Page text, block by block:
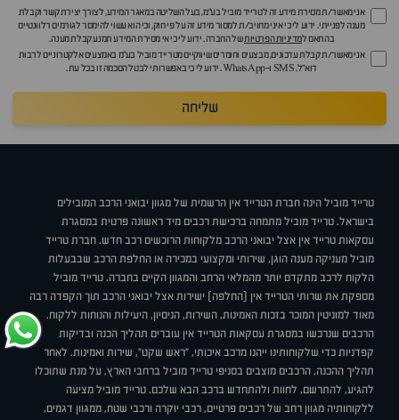
אני מאשר/ת מסירת מידע זה לטרייד מוביל בע"מ, בעל השליטה במאגר המידע, לצורך יצירת קשר וקבלת
מענה לפנייתי. ידוע לי כי איני מחויב/ת למסור מידע זה על פי חוק, וכי הוא עשוי להימסר לגורמים רלוונטיים
בהתאם למדיניות הפרטיותשל החברה. ידוע לי כי אי מסירת המידע תמנע קבלת מענה.
אני מאשר/ת קבלת עדכונים, מבצעים וחומרים שיווקיים מטרייד מוביל בע"מ באמצעים אלקטרוניים לרבות
דוא״ל, SMS ו-WhatsApp. ידוע לי כי באפשרותי לבטל הסכמה זו בכל עת.
שליחה
טרייד מוביל הינה חברת הטרייד אין הרשמית של מגוון יבואני הרכב המובילים
בישראל. טרייד מוביל מתמחה ברכישת רכבים מיד ראשונה פרטית במסגרת
עסקאות טרייד אין אצל יבואני הרכב מלקוחות הרוכשים רכב חדש. חברת טרייד
מוביל מעניקה מענה הוגן, שירותי ומקצועי במכירה או החלפת הרכב שבבעלות
הלקוח לרכב מתקדם יותר מהמלאי הרחב והמגוון הקיים בחברה. טרייד מוביל
מספקת את שרותי הטרייד אין (החלפה) ישירות אצל יבואני הרכב תוך הקפדה רבה
מאוד למוניטין המוכר בזכות האמינות, השירות, הניסיון, היעילות והנוחות ללקוח.
הרכבים שנרכשו במסגרת עסקאות הטרייד אין עוברים תהליך הכנה ובדיקות
קפדניות כדי שלקוחותינו ייהנו מרכב איכותי, "ראש שקט", שירות ואמינות. לאחר
תהליך ההכנה, הרכבים מוצבים בסניפי טרייד מוביל ברחבי הארץ, על מנת שתוכלו
להגיע, להתרשם, לחוות ולהתחדש ברכב הבא שלכם. טרייד מוביל מציעה
ללקוחותיה מגוון רחב של רכבים פרטיים, רכבי יוקרה ורכבי שטח, ממגוון דגמים,